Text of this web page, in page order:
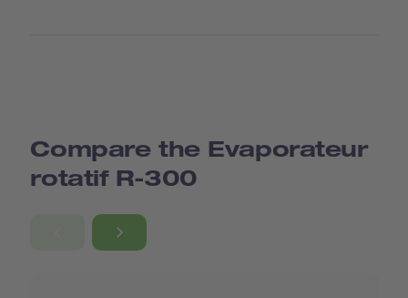
Compare the Evaporateur
rotatif R-300